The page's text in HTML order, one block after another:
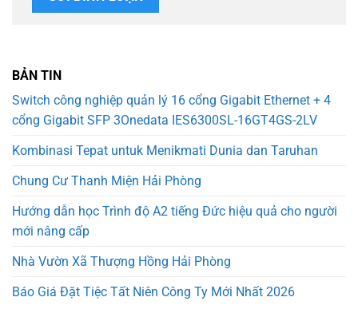
BẢN TIN
Switch công nghiệp quản lý 16 cổng Gigabit Ethernet + 4
cổng Gigabit SFP 3Onedata IES6300SL-16GT4GS-2LV
Kombinasi Tepat untuk Menikmati Dunia dan Taruhan
Chung Cư Thanh Miện Hải Phòng
Hướng dẫn học Trình độ A2 tiếng Đức hiệu quả cho người
mới nâng cấp
Nhà Vườn Xã Thượng Hồng Hải Phòng
Báo Giá Đặt Tiệc Tất Niên Công Ty Mới Nhất 2026